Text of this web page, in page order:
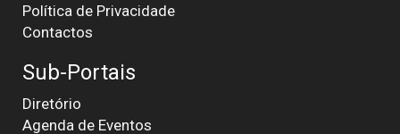
Política de Privacidade
Contactos
Sub-Portais
Diretório
Agenda de Eventos